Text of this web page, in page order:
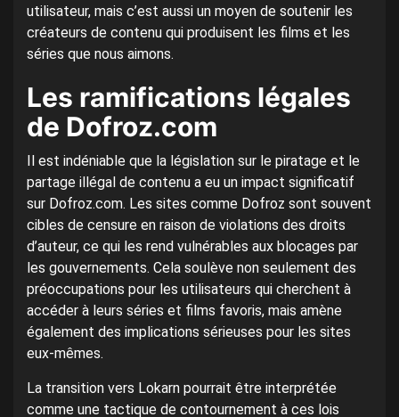
utilisateur, mais c’est aussi un moyen de soutenir les
créateurs de contenu qui produisent les films et les
séries que nous aimons.
Les ramifications légales
de Dofroz.com
Il est indéniable que la législation sur le piratage et le
partage illégal de contenu a eu un impact significatif
sur Dofroz.com. Les sites comme Dofroz sont souvent
cibles de censure en raison de violations des droits
d’auteur, ce qui les rend vulnérables aux blocages par
les gouvernements. Cela soulève non seulement des
préoccupations pour les utilisateurs qui cherchent à
accéder à leurs séries et films favoris, mais amène
également des implications sérieuses pour les sites
eux-mêmes.
La transition vers Lokarn pourrait être interprétée
comme une tactique de contournement à ces lois